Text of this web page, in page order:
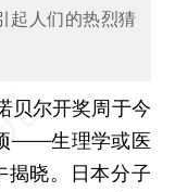
起人们的热烈猜
贝尔开奖周于今
——生理学或医
揭晓。日本分子